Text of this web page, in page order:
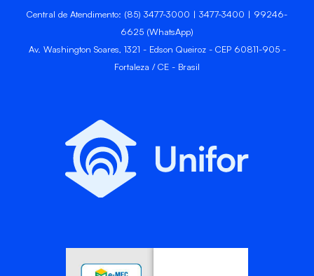
Central de Atendimento: (85) 3477-3000 | 3477-3400 | 99246-
6625 (WhatsApp)
Av. Washington Soares, 1321 - Edson Queiroz - CEP 60811-905 -
Fortaleza / CE - Brasil